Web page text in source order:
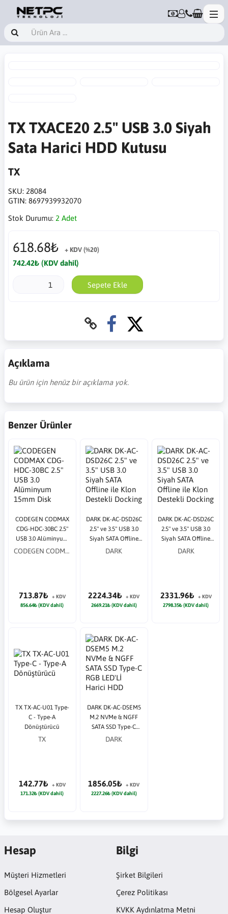
TX TXACE20 2.5" USB 3.0 Siyah
Sata Harici HDD Kutusu
TX
SKU: 28084
GTIN: 8697939932070
Stok Durumu: 2 Adet
618.68₺ + KDV (%20)
742.42₺ (KDV dahil)
Sepete Ekle
Açıklama
Bu ürün için henüz bir açıklama yok.
Benzer Ürünler
CODEGEN CODMAX
CDG-HDC-30BC 2.5"
USB 3.0 Alüminyum
15mm Disk UyumluCODEGEN CODMAX
713.87₺
+ KDV
856.64₺ (KDV dahil)
DARK DK-AC-DSD26C
2.5" ve 3.5" USB 3.0
Siyah SATA Offline
ile Klon Destekli
DARK
2224.34₺
+ KDV
2669.21₺ (KDV dahil)
DARK DK-AC-DSD26C
2.5" ve 3.5" USB 3.0
Siyah SATA Offline
ile Klon Destekli
DARK
2331.96₺
+ KDV
2798.35₺ (KDV dahil)
TX TX-AC-U01 Type-
C - Type-A
Dönüştürücü
TX
142.77₺
+ KDV
171.32₺ (KDV dahil)
DARK DK-AC-DSEM5
M.2 NVMe & NGFF
SATA SSD Type-C
RGB LED'Lİ Harici
DARK
1856.05₺
+ KDV
2227.26₺ (KDV dahil)
Hesap
Müşteri Hizmetleri
Bölgesel Ayarlar
Hesap Oluştur
Bilgi
Şirket Bilgileri
Çerez Politikası
KVKK Aydınlatma Metni